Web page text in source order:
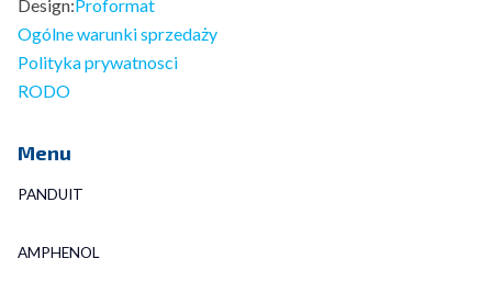
Design:Proformat
Ogólne warunki sprzedaży
Polityka prywatnosci
RODO
Menu
PANDUIT
AMPHENOL